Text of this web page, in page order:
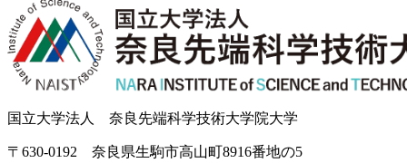
国立大学法人 奈良先端科学技術大学院大学
〒630-0192 奈良県生駒市高山町8916番地の5